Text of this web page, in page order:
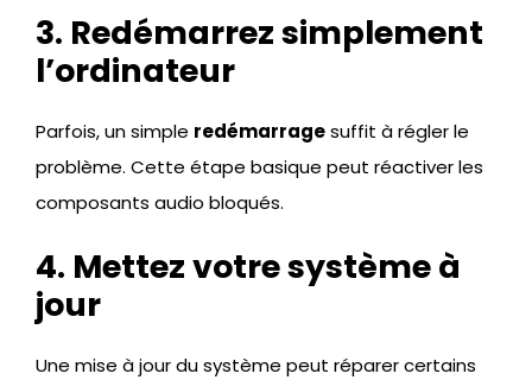
3. Redémarrez simplement
l’ordinateur
Parfois, un simple redémarragesuffit à régler le
problème. Cette étape basique peut réactiver les
composants audio bloqués.
4. Mettez votre système à
jour
Une mise à jour du système peut réparer certains